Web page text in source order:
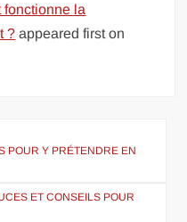
fonctionne la
? appeared first on
POUR Y PRÉTENDRE EN
ET CONSEILS POUR